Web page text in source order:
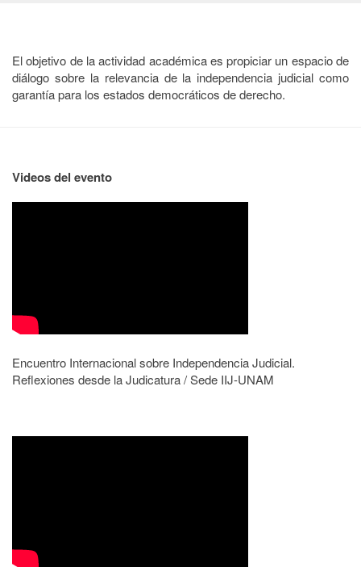
El objetivo de la actividad académica es propiciar un espacio de
diálogo sobre la relevancia de la independencia judicial como
garantía para los estados democráticos de derecho.
Videos del evento
Encuentro Internacional sobre Independencia Judicial.
Reflexiones desde la Judicatura / Sede IIJ-UNAM